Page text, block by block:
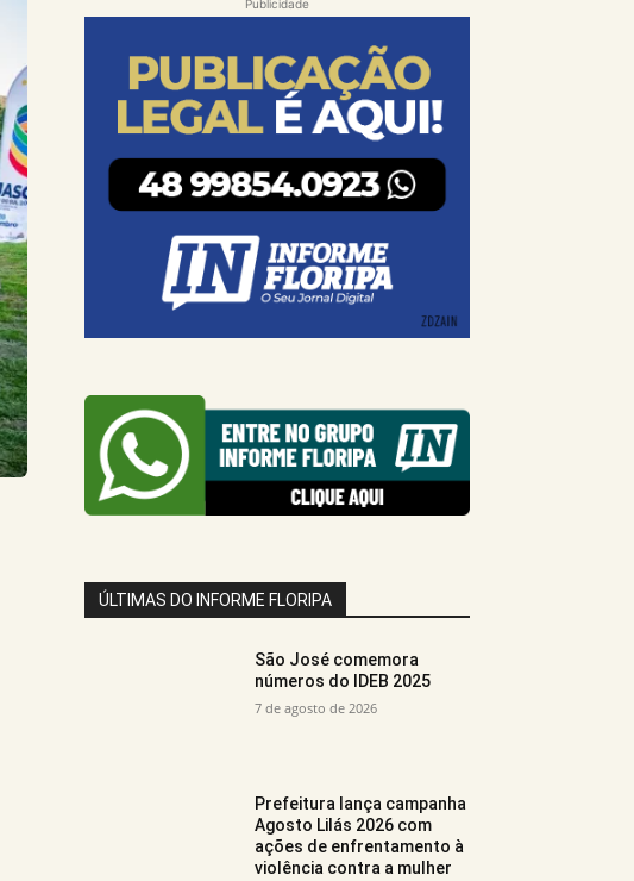
Publicidade
ÚLTIMAS DO INFORME FLORIPA
São José comemora
números do IDEB 2025
7 de agosto de 2026
Prefeitura lança campanha
Agosto Lilás 2026 com
ações de enfrentamento à
violência contra a mulher